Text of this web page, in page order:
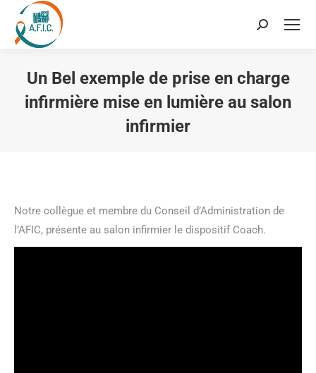
Recherche
Un Bel exemple de prise en charge
infirmière mise en lumière au salon
infirmier
Notre collègue et membre du Conseil d’Administration de
l’AFIC, présente au salon infirmier le dispositif Coach.